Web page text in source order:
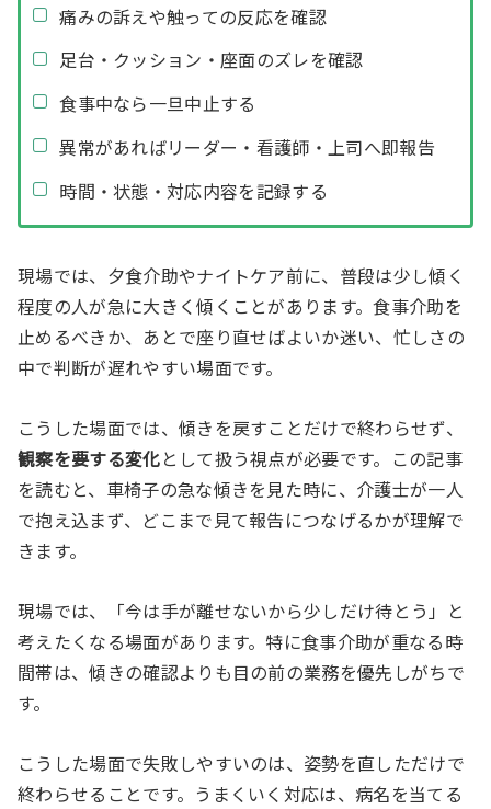
痛みの訴えや触っての反応を確認
足台・クッション・座面のズレを確認
食事中なら一旦中止する
異常があればリーダー・看護師・上司へ即報告
時間・状態・対応内容を記録する
現場では、夕食介助やナイトケア前に、普段は少し傾く
程度の人が急に大きく傾くことがあります。食事介助を
止めるべきか、あとで座り直せばよいか迷い、忙しさの
中で判断が遅れやすい場面です。
こうした場面では、傾きを戻すことだけで終わらせず、
観察を要する変化として扱う視点が必要です。この記事
を読むと、車椅子の急な傾きを見た時に、介護士が一人
で抱え込まず、どこまで見て報告につなげるかが理解で
きます。
現場では、「今は手が離せないから少しだけ待とう」と
考えたくなる場面があります。特に食事介助が重なる時
間帯は、傾きの確認よりも目の前の業務を優先しがちで
す。
こうした場面で失敗しやすいのは、姿勢を直しただけで
終わらせることです。うまくいく対応は、病名を当てる